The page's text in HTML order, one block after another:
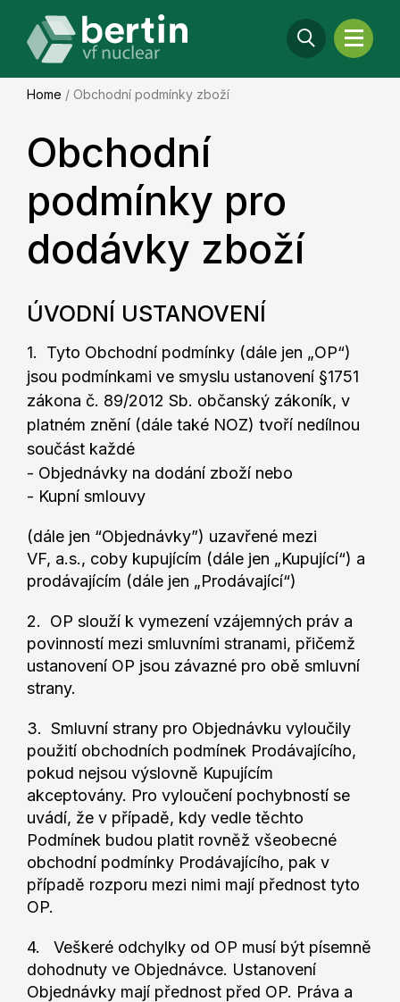
Home / Obchodní podmínky zboží
Obchodní
podmínky pro
dodávky zboží
ÚVODNÍ USTANOVENÍ
1. Tyto Obchodní podmínky (dále jen „OP“)
jsou podmínkami ve smyslu ustanovení §1751
zákona č. 89/2012 Sb. občanský zákoník, v
platném znění (dále také NOZ) tvoří nedílnou
součást každé
- Objednávky na dodání zboží nebo
- Kupní smlouvy
(dále jen “Objednávky”) uzavřené mezi
VF, a.s., coby kupujícím (dále jen „Kupující“) a
prodávajícím (dále jen „Prodávající“)
2. OP slouží k vymezení vzájemných práv a
povinností mezi smluvními stranami, přičemž
ustanovení OP jsou závazné pro obě smluvní
strany.
3. Smluvní strany pro Objednávku vyloučily
použití obchodních podmínek Prodávajícího,
pokud nejsou výslovně Kupujícím
akceptovány. Pro vyloučení pochybností se
uvádí, že v případě, kdy vedle těchto
Podmínek budou platit rovněž všeobecné
obchodní podmínky Prodávajícího, pak v
případě rozporu mezi nimi mají přednost tyto
OP.
4. Veškeré odchylky od OP musí být písemně
dohodnuty ve Objednávce. Ustanovení
Objednávky mají přednost před OP. Práva a